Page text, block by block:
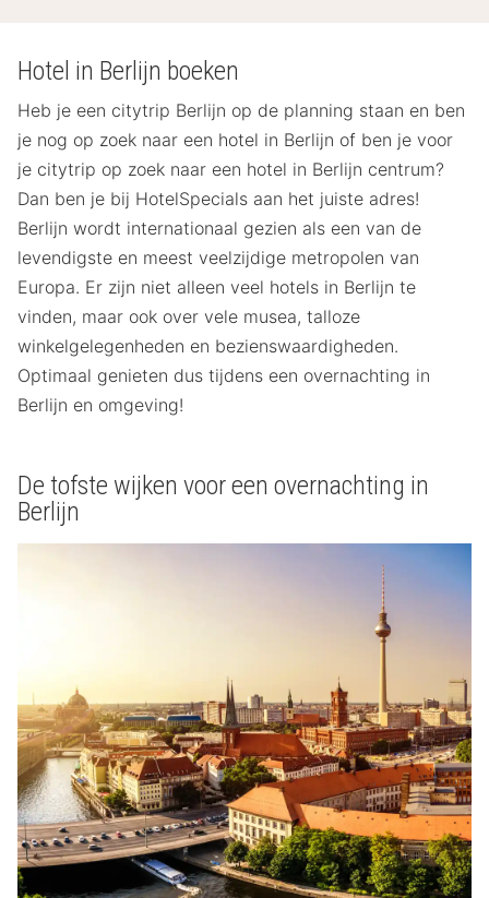
Hotel in Berlijn boeken
Heb je een citytrip Berlijn op de planning staan en ben
je nog op zoek naar een hotel in Berlijn of ben je voor
je citytrip op zoek naar een hotel in Berlijn centrum?
Dan ben je bij HotelSpecials aan het juiste adres!
Berlijn wordt internationaal gezien als een van de
levendigste en meest veelzijdige metropolen van
Europa. Er zijn niet alleen veel hotels in Berlijn te
vinden, maar ook over vele musea, talloze
winkelgelegenheden en bezienswaardigheden.
Optimaal genieten dus tijdens een overnachting in
Berlijn en omgeving!
De tofste wijken voor een overnachting in
Berlijn